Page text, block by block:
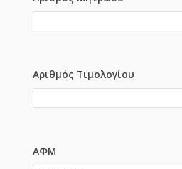
Αριθμός Τιμολογίου
ΑΦΜ